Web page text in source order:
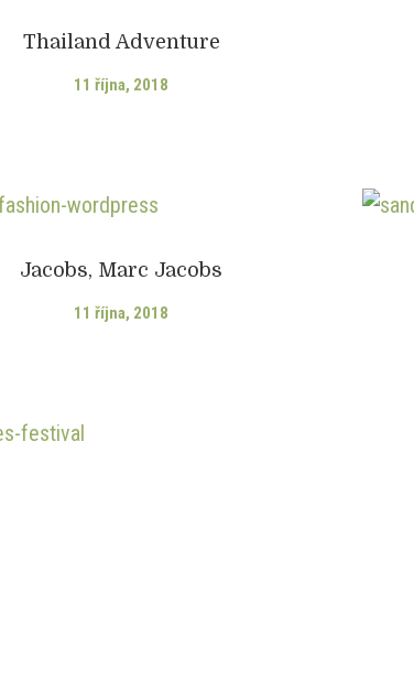
11 října, 2018
Thailand Adventure
11 října, 2018
Jacobs, Marc Jacobs